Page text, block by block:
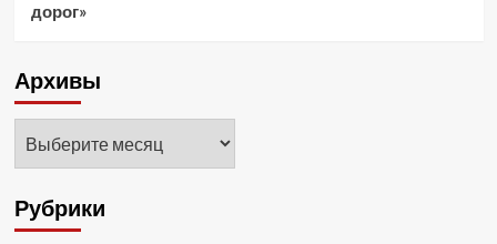
дорог»
Архивы
Рубрики